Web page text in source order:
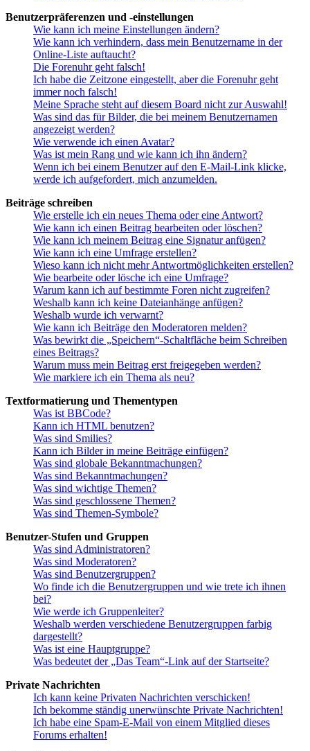
Benutzerpräferenzen und -einstellungen
Wie kann ich meine Einstellungen ändern?
Wie kann ich verhindern, dass mein Benutzername in der
Online-Liste auftaucht?
Die Forenuhr geht falsch!
Ich habe die Zeitzone eingestellt, aber die Forenuhr geht
immer noch falsch!
Meine Sprache steht auf diesem Board nicht zur Auswahl!
Was sind das für Bilder, die bei meinem Benutzernamen
angezeigt werden?
Wie verwende ich einen Avatar?
Was ist mein Rang und wie kann ich ihn ändern?
Wenn ich bei einem Benutzer auf den E-Mail-Link klicke,
werde ich aufgefordert, mich anzumelden.
Beiträge schreiben
Wie erstelle ich ein neues Thema oder eine Antwort?
Wie kann ich einen Beitrag bearbeiten oder löschen?
Wie kann ich meinem Beitrag eine Signatur anfügen?
Wie kann ich eine Umfrage erstellen?
Wieso kann ich nicht mehr Antwortmöglichkeiten erstellen?
Wie bearbeite oder lösche ich eine Umfrage?
Warum kann ich auf bestimmte Foren nicht zugreifen?
Weshalb kann ich keine Dateianhänge anfügen?
Weshalb wurde ich verwarnt?
Wie kann ich Beiträge den Moderatoren melden?
Was bewirkt die „Speichern“-Schaltfläche beim Schreiben
eines Beitrags?
Warum muss mein Beitrag erst freigegeben werden?
Wie markiere ich ein Thema als neu?
Textformatierung und Thementypen
Was ist BBCode?
Kann ich HTML benutzen?
Was sind Smilies?
Kann ich Bilder in meine Beiträge einfügen?
Was sind globale Bekanntmachungen?
Was sind Bekanntmachungen?
Was sind wichtige Themen?
Was sind geschlossene Themen?
Was sind Themen-Symbole?
Benutzer-Stufen und Gruppen
Was sind Administratoren?
Was sind Moderatoren?
Was sind Benutzergruppen?
Wo finde ich die Benutzergruppen und wie trete ich ihnen
bei?
Wie werde ich Gruppenleiter?
Weshalb werden verschiedene Benutzergruppen farbig
dargestellt?
Was ist eine Hauptgruppe?
Was bedeutet der „Das Team“-Link auf der Startseite?
Private Nachrichten
Ich kann keine Privaten Nachrichten verschicken!
Ich bekomme ständig unerwünschte Private Nachrichten!
Ich habe eine Spam-E-Mail von einem Mitglied dieses
Forums erhalten!